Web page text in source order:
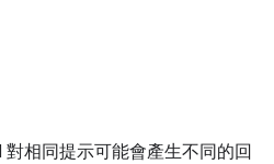
對相同提示可能會產生不同的回